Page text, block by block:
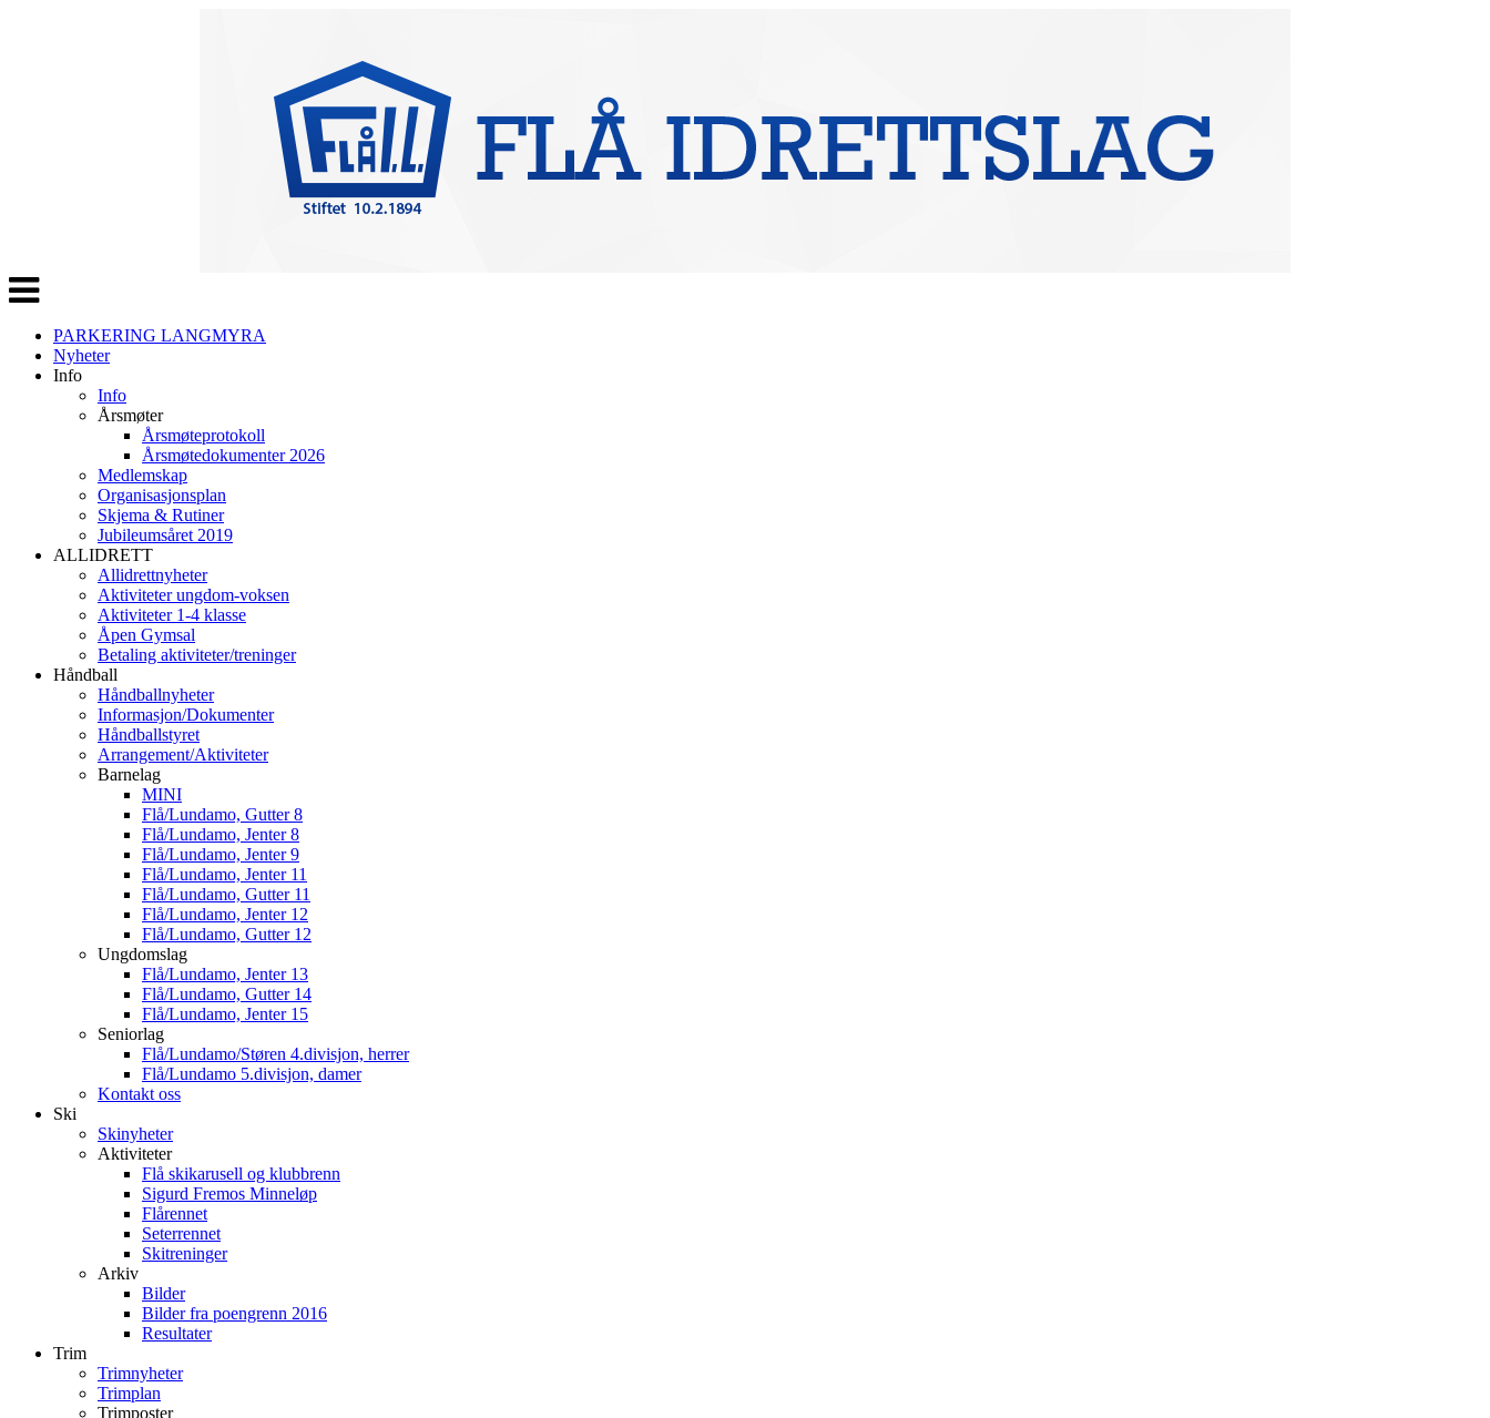
Veksle
navigasjon
PARKERING LANGMYRA
Nyheter
Info
Info
Årsmøter
Årsmøteprotokoll
Årsmøtedokumenter 2026
Medlemskap
Organisasjonsplan
Skjema & Rutiner
Jubileumsåret 2019
ALLIDRETT
Allidrettnyheter
Aktiviteter ungdom-voksen
Aktiviteter 1-4 klasse
Åpen Gymsal
Betaling aktiviteter/treninger
Håndball
Håndballnyheter
Informasjon/Dokumenter
Håndballstyret
Arrangement/Aktiviteter
Barnelag
MINI
Flå/Lundamo, Gutter 8
Flå/Lundamo, Jenter 8
Flå/Lundamo, Jenter 9
Flå/Lundamo, Jenter 11
Flå/Lundamo, Gutter 11
Flå/Lundamo, Jenter 12
Flå/Lundamo, Gutter 12
Ungdomslag
Flå/Lundamo, Jenter 13
Flå/Lundamo, Gutter 14
Flå/Lundamo, Jenter 15
Seniorlag
Flå/Lundamo/Støren 4.divisjon, herrer
Flå/Lundamo 5.divisjon, damer
Kontakt oss
Ski
Skinyheter
Aktiviteter
Flå skikarusell og klubbrenn
Sigurd Fremos Minneløp
Flårennet
Seterrennet
Skitreninger
Arkiv
Bilder
Bilder fra poengrenn 2016
Resultater
Trim
Trimnyheter
Trimplan
Trimposter